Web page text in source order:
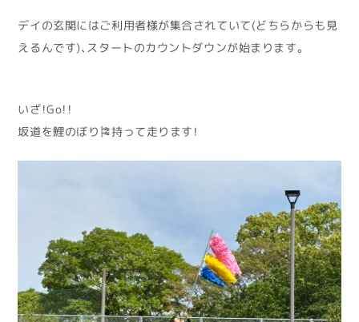
デイの玄関にはご利用者様が集合されていて(どちらからも見
えるんです)、スタートのカウントダウンが始まります。
いざ！Go！！
坂道を鯉のぼり🎏持って走ります！